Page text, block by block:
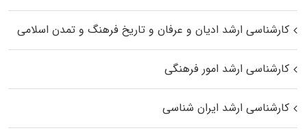
کارشناسی ارشد ادیان و عرفان و تاریخ فرهنگ و تمدن اسلامی
کارشناسی ارشد امور فرهنگی
کارشناسی ارشد ایران شناسی